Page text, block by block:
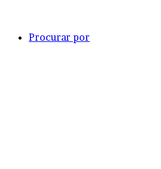
Procurar por